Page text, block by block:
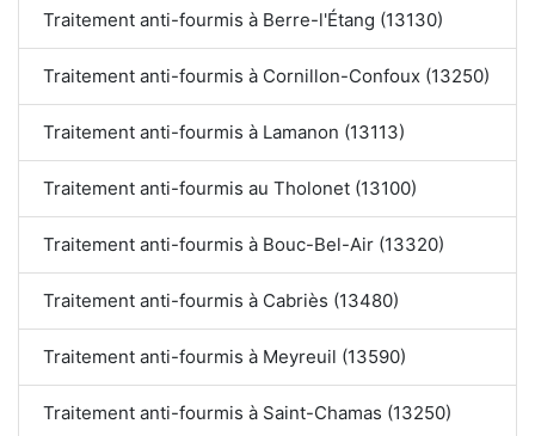
Traitement anti-fourmis à Berre-l'Étang (13130)
Traitement anti-fourmis à Cornillon-Confoux (13250)
Traitement anti-fourmis à Lamanon (13113)
Traitement anti-fourmis au Tholonet (13100)
Traitement anti-fourmis à Bouc-Bel-Air (13320)
Traitement anti-fourmis à Cabriès (13480)
Traitement anti-fourmis à Meyreuil (13590)
Traitement anti-fourmis à Saint-Chamas (13250)